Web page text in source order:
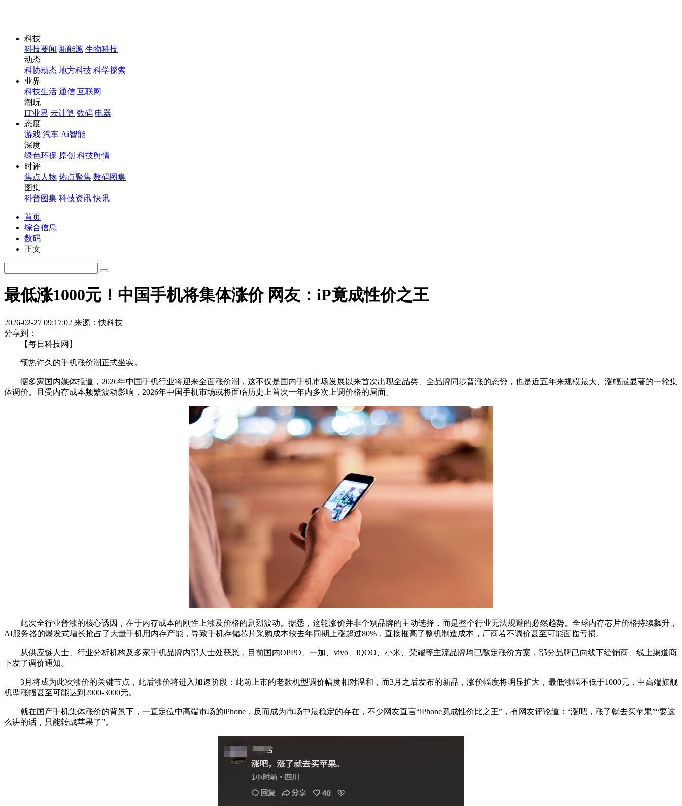
科技
科技要闻 新能源 生物科技
动态
科协动态 地方科技 科学探索
业界
科技生活 通信 互联网
潮玩
IT业界 云计算 数码 电器
态度
游戏 汽车 Ai智能
深度
绿色环保 原创 科技舆情
时评
焦点人物 热点聚焦 数码图集
图集
科普图集 科技资讯 快讯
首页
综合信息
数码
正文
最低涨1000元！中国手机将集体涨价 网友：iP竟成性价之王
2026-02-27 09:17:02 来源：快科技
分享到：
【每日科技网】
预热许久的手机涨价潮正式坐实。
据多家国内媒体报道，2026年中国手机行业将迎来全面涨价潮，这不仅是国内手机市场发展以来首次出现全品类、全品牌同步普涨的态势，也是近五年来规模最大、涨幅最显著的一轮集
体调价。且受内存成本频繁波动影响，2026年中国手机市场或将面临历史上首次一年内多次上调价格的局面。
此次全行业普涨的核心诱因，在于内存成本的刚性上涨及价格的剧烈波动。据悉，这轮涨价并非个别品牌的主动选择，而是整个行业无法规避的必然趋势。全球内存芯片价格持续飙升，
AI服务器的爆发式增长抢占了大量手机用内存产能，导致手机存储芯片采购成本较去年同期上涨超过80%，直接推高了整机制造成本，厂商若不调价甚至可能面临亏损。
从供应链人士、行业分析机构及多家手机品牌内部人士处获悉，目前国内OPPO、一加、vivo、iQOO、小米、荣耀等主流品牌均已敲定涨价方案，部分品牌已向线下经销商、线上渠道商
下发了调价通知。
3月将成为此次涨价的关键节点，此后涨价将进入加速阶段：此前上市的老款机型调价幅度相对温和，而3月之后发布的新品，涨价幅度将明显扩大，最低涨幅不低于1000元，中高端旗舰
机型涨幅甚至可能达到2000-3000元。
就在国产手机集体涨价的背景下，一直定位中高端市场的iPhone，反而成为市场中最稳定的存在，不少网友直言“iPhone竟成性价比之王”，有网友评论道：“涨吧，涨了就去买苹果”“要这
么讲的话，只能转战苹果了”。